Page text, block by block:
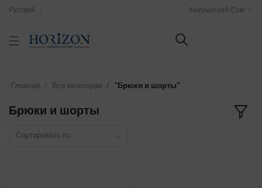
Русский Кыргызский Сом
Главная Все категории "Брюки и шорты"
Брюки и шорты
Сортировать по